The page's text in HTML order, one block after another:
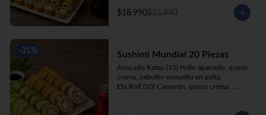
crema, cebollín, envuelto en sésamo.
Katsu Roll (10) Pollo apanado, queso
Kani Maki (10) Kanikama, palta, envuelto
en nori.
+ Bebida 1.5lt.
$18.990$25.990
-31% Sushimi Mundial 20 Piezas
Avocado Katsu (10) Pollo apanado, queso
crema, cebollín envuelto en palta.
Ebi Roll (10) Camarón, queso crema,